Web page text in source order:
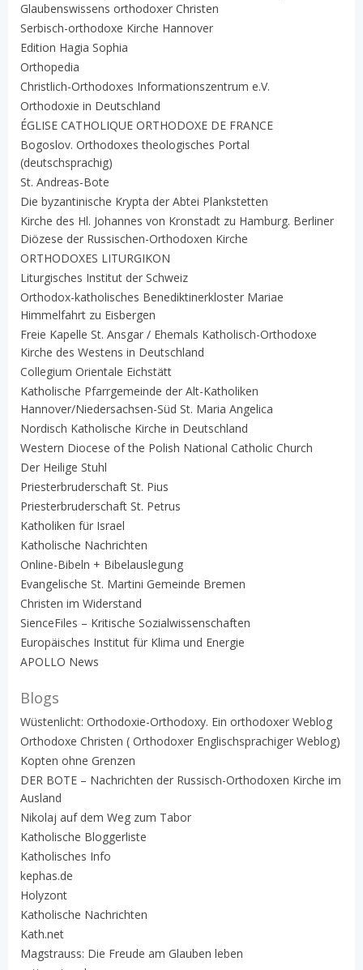
Glaubenswissens orthodoxer Christen
Serbisch-orthodoxe Kirche Hannover
Edition Hagia Sophia
Orthopedia
Christlich-Orthodoxes Informationszentrum e.V.
Orthodoxie in Deutschland
ÉGLISE CATHOLIQUE ORTHODOXE DE FRANCE
Bogoslov. Orthodoxes theologisches Portal
(deutschsprachig)
St. Andreas-Bote
Die byzantinische Krypta der Abtei Plankstetten
Kirche des Hl. Johannes von Kronstadt zu Hamburg. Berliner
Diözese der Russischen-Orthodoxen Kirche
ORTHODOXES LITURGIKON
Liturgisches Institut der Schweiz
Orthodox-katholisches Benediktinerkloster Mariae
Himmelfahrt zu Eisbergen
Freie Kapelle St. Ansgar / Ehemals Katholisch-Orthodoxe
Kirche des Westens in Deutschland
Collegium Orientale Eichstätt
Katholische Pfarrgemeinde der Alt-Katholiken
Hannover/Niedersachsen-Süd St. Maria Angelica
Nordisch Katholische Kirche in Deutschland
Western Diocese of the Polish National Catholic Church
Der Heilige Stuhl
Priesterbruderschaft St. Pius
Priesterbruderschaft St. Petrus
Katholiken für Israel
Katholische Nachrichten
Online-Bibeln + Bibelauslegung
Evangelische St. Martini Gemeinde Bremen
Christen im Widerstand
SienceFiles – Kritische Sozialwissenschaften
Europäisches Institut für Klima und Energie
APOLLO News
Blogs
Wüstenlicht: Orthodoxie-Orthodoxy. Ein orthodoxer Weblog
Orthodoxe Christen ( Orthodoxer Englischsprachiger Weblog)
Kopten ohne Grenzen
DER BOTE – Nachrichten der Russisch-Orthodoxen Kirche im
Ausland
Nikolaj auf dem Weg zum Tabor
Katholische Bloggerliste
Katholisches Info
kephas.de
Holyzont
Katholische Nachrichten
Kath.net
Magstrauss: Die Freude am Glauben leben